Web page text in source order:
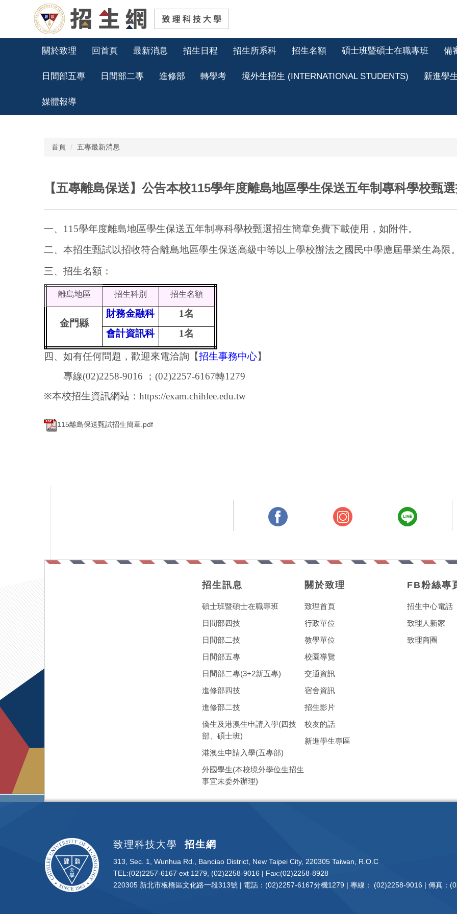
要
關於致理 回首頁 最新消息 招生日程 招生所系科 招生名額 碩士班暨碩士在職專班 備
日間部五專 日間部二專 進修部 轉學考 境外生招生 (INTERNATIONAL STUDENTS) 新進學
媒體報導
首頁 五專最新消息
【五專離島保送】公告本校115學年度離島地區學生保送五年制專科學校甄
一、 115學年度離島地區學生保送五年制專科學校甄選招生簡章免費下載使用，如附件。
二、本招生甄試以招收符合離島地區學生保送高級中等以上學校辦法之國民中學應屆畢業生為限。
三、招生名額：
離島地區 招生科別 招生名額
金門縣
財務金融科 1名
會計資訊科
1名
四、如有任何問題，歡迎來電洽詢【招生事務中心】
專線(02)2258-9016 ； (02)2257-6167轉1279
※本校招生資訊網站： https://exam.chihlee.edu.tw
115離島保送甄試招生簡章.pdf
招生訊息
碩士班暨碩士在職專班
日間部四技
日間部二技
日間部五專
日間部二專(3+2新五專)
進修部四技
進修部二技
僑生及港澳生申請入學(四技
部、碩士班)
港澳生申請入學(五專部)
外國學生(本校境外學位生招生
事宜未委外辦理)
關於致理
致理首頁
行政單位
教學單位
校園導覽
交通資訊
宿舍資訊
招生影片
校友的話
新進學生專區
FB粉絲專
招生中心電話
致理人新家
致理商圈
致理科技大學招生網
313, Sec. 1, Wunhua Rd., Banciao District, New Taipei City, 220305 Taiwan, R.O.C
TEL:(02)2257-6167 ext 1279, (02)2258-9016 | Fax:(02)2258-8928
220305 新北市板橋區文化路一段313號 | 電話：(02)2257-6167分機1279 | 專線： (02)2258-9016 | 傳真：